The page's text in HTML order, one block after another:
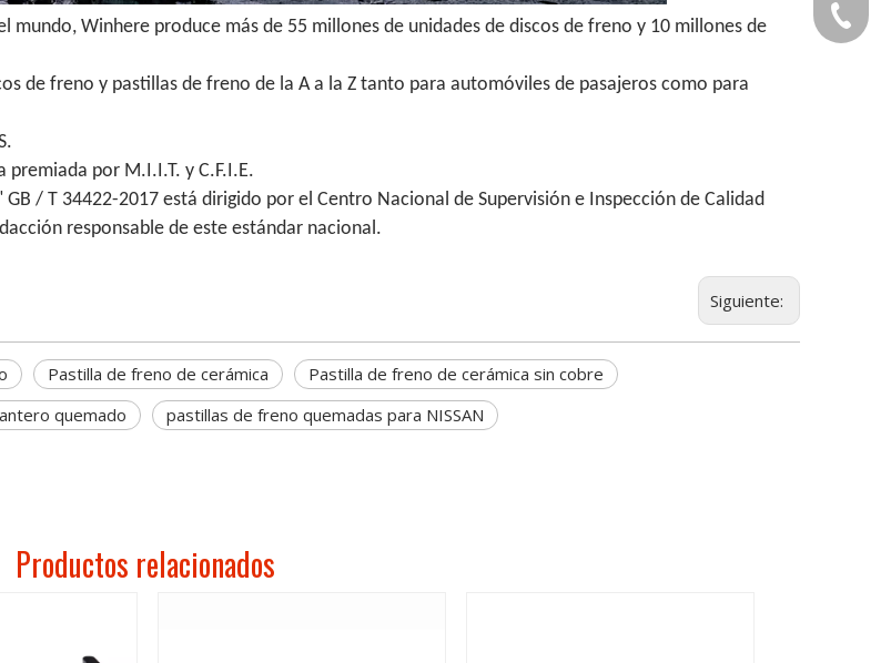
Winhere produce más de 55 millones de unidades de discos de freno y 10 millones de
de freno y pastillas de freno de la A a la Z tanto para automóviles de pasajeros como para
por M.I.I.T. y C.F.I.E.
/ T 34422-2017 está dirigido por el Centro Nacional de Supervisión e Inspección de Calidad
responsable de este estándar nacional.
Siguiente:
Pastilla de freno de cerámica
Pastilla de freno de cerámica sin cobre
quemado
pastillas de freno quemadas para NISSAN
Productos relacionados
0086-